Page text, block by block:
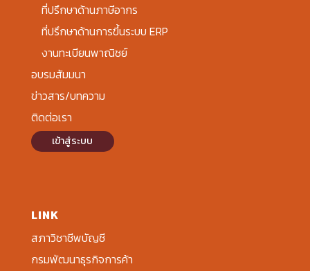
ที่ปรึกษาด้านภาษีอากร
ที่ปรึกษาด้านการขึ้นระบบ ERP
งานทะเบียนพาณิชย์
อบรมสัมมนา
ข่าวสาร/บทความ
ติดต่อเรา
เข้าสู่ระบบ
LINK
สภาวิชาชีพบัญชี
กรมพัฒนาธุรกิจการค้า